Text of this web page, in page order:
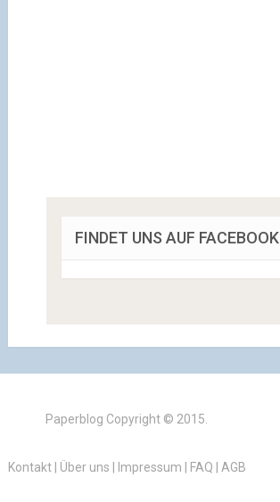
FINDET UNS AUF FACEBOOK
Paperblog Copyright © 2015.
Kontakt| Über uns Impressum FAQ AGB